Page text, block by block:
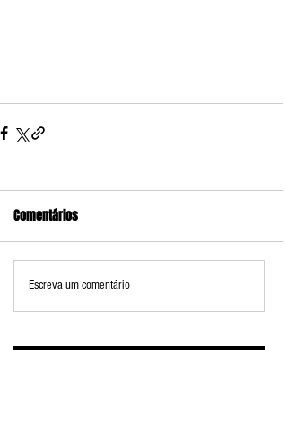
Comentários
Escreva um comentário